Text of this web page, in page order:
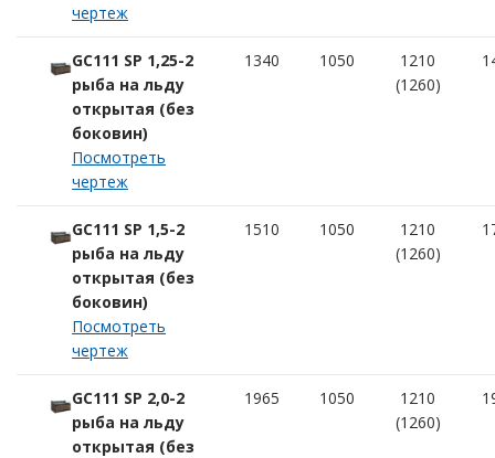
чертеж
GC111 SP 1,25-2
рыба на льду
открытая (без
боковин)
Посмотреть
чертеж
1340 1050
1210
(1260)
GC111 SP 1,5-2
рыба на льду
открытая (без
боковин)
Посмотреть
чертеж
1510 1050
1210
(1260)
GC111 SP 2,0-2
рыба на льду
открытая (без
1965 1050
1210
(1260)